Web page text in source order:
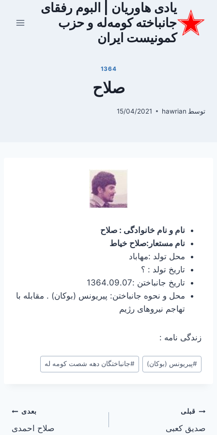
محتوا
یادی هاوریان | البوم رفقای
جانباخته کومه‌له و حزب
کمونیست ایران
1364
صلاح
توسط hawrian
15/04/2021
نام و نام خانوادگی : صلاح
نام مستعار:صلاح خیاط
محل تولد :مهاباد
تاریخ تولد : ؟
تاریخ جانباختن :1364.09.07
محل و نحوه جانباختن: پیریونس (بوکان) . مقابله با
تهاجم نیروهای رژیم
زندگی نامه :
برچسب‌های
نوشته:
#پیریونس (بوکان) #جانباختگان دهه شصت کومه له
راهبری
قبلی
صدیق کعبی
بعدی
صلاح احمدی